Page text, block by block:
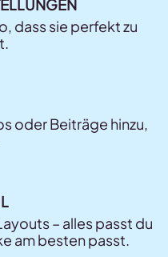
dass sie perfekt zu
oder Beiträge hinzu,
– alles passt du
am besten passt.